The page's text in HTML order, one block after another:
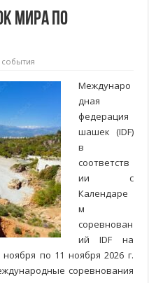
мира по
Междунаро
дная
федерация
шашек (IDF)
в
соответств
ии с
Календаре
м
соревнован
ий IDF на
по 11 ноября 2026 г.
соревнования